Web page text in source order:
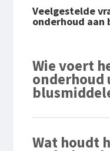
Veelgestelde
onderhoud aan
Wie voert
onderhoud
professionele
Wat houdt